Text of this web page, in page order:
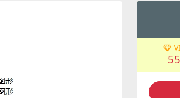
55